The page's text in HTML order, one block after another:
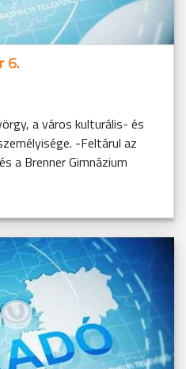
6.
a város kulturális- és
-Feltárul az
a Brenner Gimnázium